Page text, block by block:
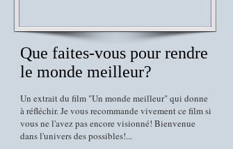
Que faites-vous pour rendre
le monde meilleur?
Un extrait du film "Un monde meilleur" qui donne
à réfléchir. Je vous recommande vivement ce film si
vous ne l'avez pas encore visionné! Bienvenue
dans l'univers des possibles!...